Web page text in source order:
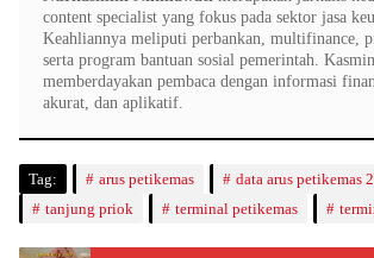
content specialist yang fokus pada sektor jasa
Keahliannya meliputi perbankan, multifinance,
serta program bantuan sosial pemerintah.
memberdayakan pembaca dengan informasi
akurat, dan aplikatif.
Tag: arus petikemas data arus petikemas
tanjung priok
terminal petikemas